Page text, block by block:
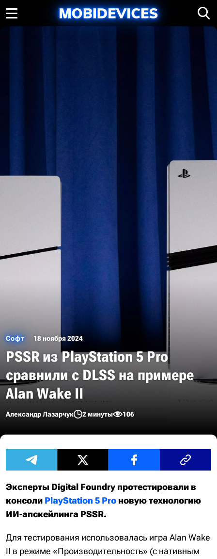
Софт 18 ноября 2024
PSSR из PlayStation 5 Pro
сравнили с DLSS на примере
Alan Wake II
Александр Лазарчук 2 минуты 106
Эксперты Digital Foundry протестировали в
консоли PlayStation 5 Pro новую технологию
ИИ-апскейлинга PSSR.
Для тестирования использовалась игра Alan Wake
II в режиме «Производительность» (с нативным